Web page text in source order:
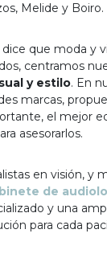
Melide y Boiro.
que moda y
centramos
y estilo. En
marcas,
el mejor
asesorarlos.
en visión, y
de
y una
para cada